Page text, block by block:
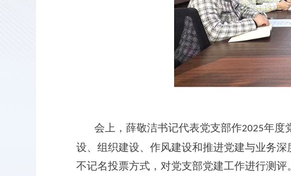
会上，薛敬洁书记代表党支部作2025年度
设、组织建设、作风建设和推进党建与业务
不记名投票方式 ， 对党支部党建工作进行测评。